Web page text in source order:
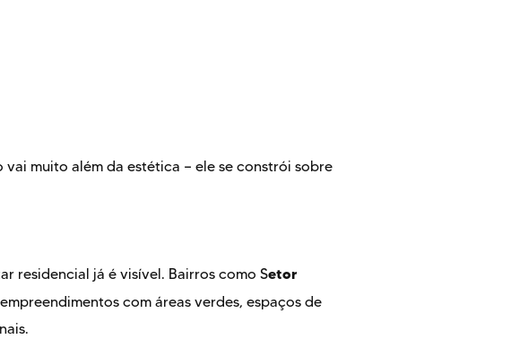
muito além da estética — ele se constrói sobre
residencial já é visível. Bairros como Setor
com áreas verdes, espaços de